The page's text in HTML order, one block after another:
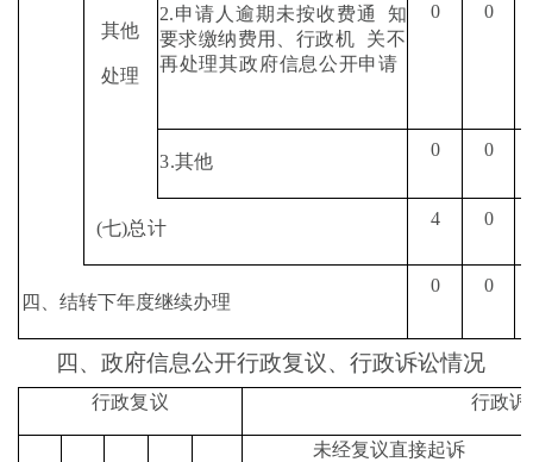
其他
处理
2.申请人逾期未按收费通
知
要求缴纳费用、行政机
关不
再处理其政府信息公开申请
0 0
3.其他
0 0
(七)总计 4 0
四、结转下年度继续办理
0 0
四、 政府信息公开行政复议、行政诉讼情况
行政复议 行政诉
未经复议直接起诉